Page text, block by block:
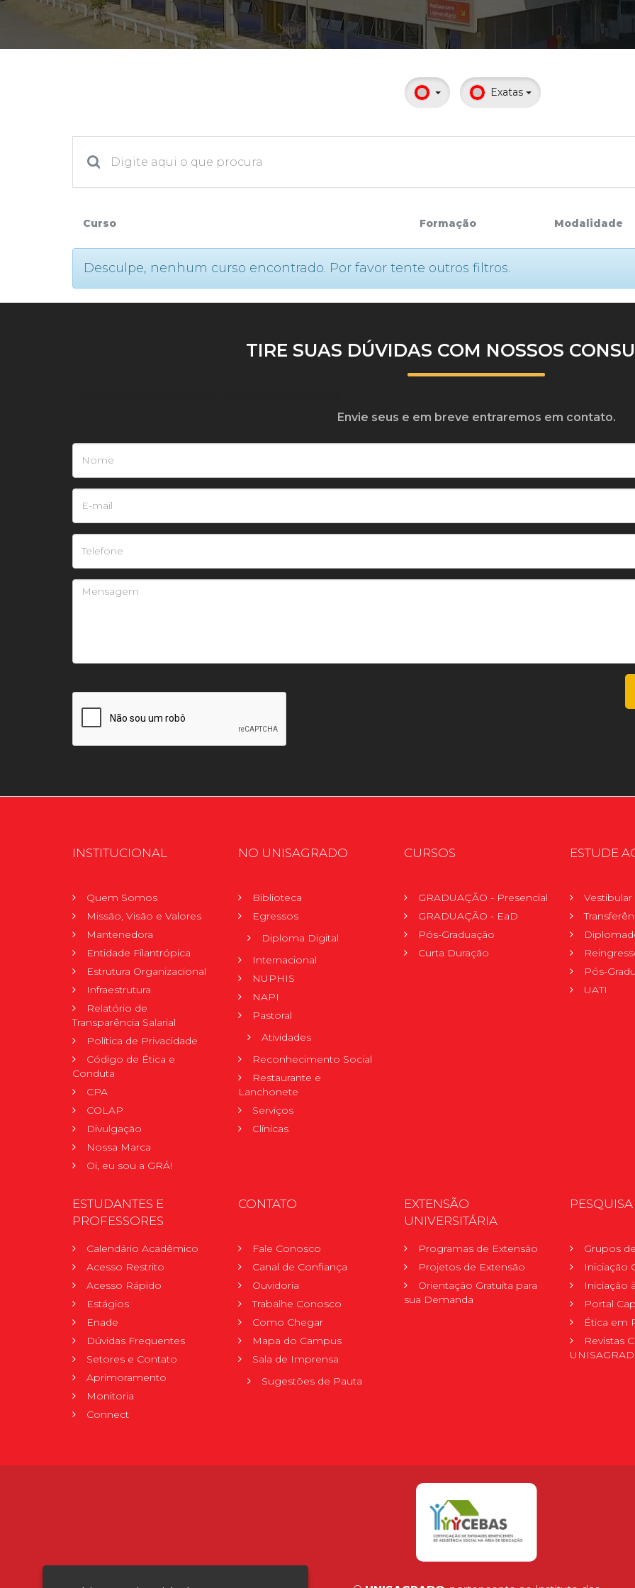
2ª Graduação
Reingresso
Calendário
Exatas
Curso Formação Modalidade
Desculpe, nenhum curso encontrado. Por favor tente outros filtros.
TIRE SUAS DÚVIDAS COM NOSSOS
Envie seus e em breve entraremos em contato.
INSTITUCIONAL
Quem Somos
Missão, Visão e Valores
Mantenedora
Entidade Filantrópica
Estrutura Organizacional
Infraestrutura
Relatório de
Transparência Salarial
Política de Privacidade
Código de Ética e
Conduta
CPA
COLAP
Divulgação
Nossa Marca
Oi, eu sou a GRÁ!
NO UNISAGRADO
Biblioteca
Egressos
Diploma Digital
Internacional
NUPHIS
NAPI
Pastoral
Atividades
Reconhecimento Social
Restaurante e
Lanchonete
Serviços
Clínicas
CURSOS
GRADUAÇÃO - Presencial
GRADUAÇÃO - EaD
Pós-Graduação
Curta Duração
ESTUDE
Pós-
UATI
ESTUDANTES E
PROFESSORES
Calendário Acadêmico
Acesso Restrito
Acesso Rápido
Estágios
Enade
Dúvidas Frequentes
Setores e Contato
Aprimoramento
Monitoria
Connect
CONTATO
Fale Conosco
Canal de Confiança
Ouvidoria
Trabalhe Conosco
Como Chegar
Mapa do Campus
Sala de Imprensa
Sugestões de Pauta
EXTENSÃO
UNIVERSITÁRIA
Programas de Extensão
Projetos de Extensão
Orientação Gratuita para
sua Demanda
PESQUISA
Grupos
Iniciação
Iniciação
Portal
Ética em
Revistas